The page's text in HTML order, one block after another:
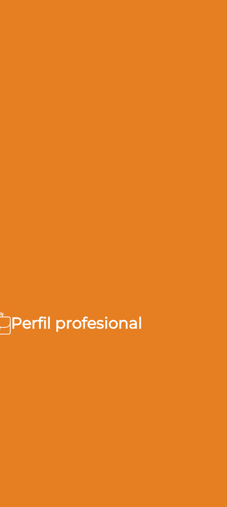
Perfil profesional